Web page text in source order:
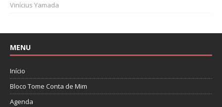
Vinícius Yamada
MENU
Início
Bloco Tome Conta de Mim
Agenda